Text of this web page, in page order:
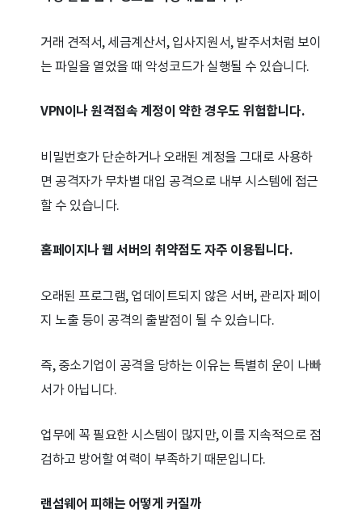
거래 견적서, 세금계산서, 입사지원서, 발주서처럼 보이
는 파일을 열었을 때 악성코드가 실행될 수 있습니다.
VPN이나 원격접속 계정이 약한 경우도 위험합니다.
비밀번호가 단순하거나 오래된 계정을 그대로 사용하
면 공격자가 무차별 대입 공격으로 내부 시스템에 접근
할 수 있습니다.
홈페이지나 웹 서버의 취약점도 자주 이용됩니다.
오래된 프로그램, 업데이트되지 않은 서버, 관리자 페이
지 노출 등이 공격의 출발점이 될 수 있습니다.
즉, 중소기업이 공격을 당하는 이유는 특별히 운이 나빠
서가 아닙니다.
업무에 꼭 필요한 시스템이 많지만, 이를 지속적으로 점
검하고 방어할 여력이 부족하기 때문입니다.
랜섬웨어 피해는 어떻게 커질까